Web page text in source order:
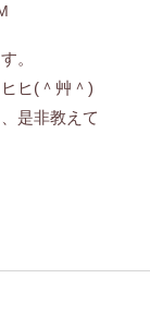
。
ヒ(＾艸＾)
是非教えて